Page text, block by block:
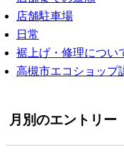
店舗駐車場
日常
裾上げ・修理につい
高槻市エコショップ
月別のエントリー